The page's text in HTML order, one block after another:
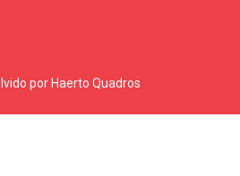
por Haerto Quadros